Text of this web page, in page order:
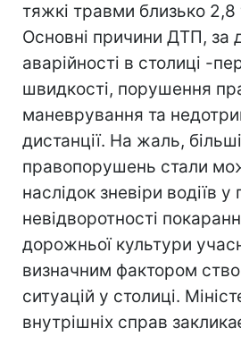
тяжкі травми близько 2,8
Основні причини ДТП, за
аварійності в столицi -
швидкості, порушення
маневрування та
дистанції. На жаль,
правопорушень стали
наслідок зневіри водіїв
невідворотності
дорожньої культури
визначним фактором
ситуацій у столиці.
внутрішніх справ